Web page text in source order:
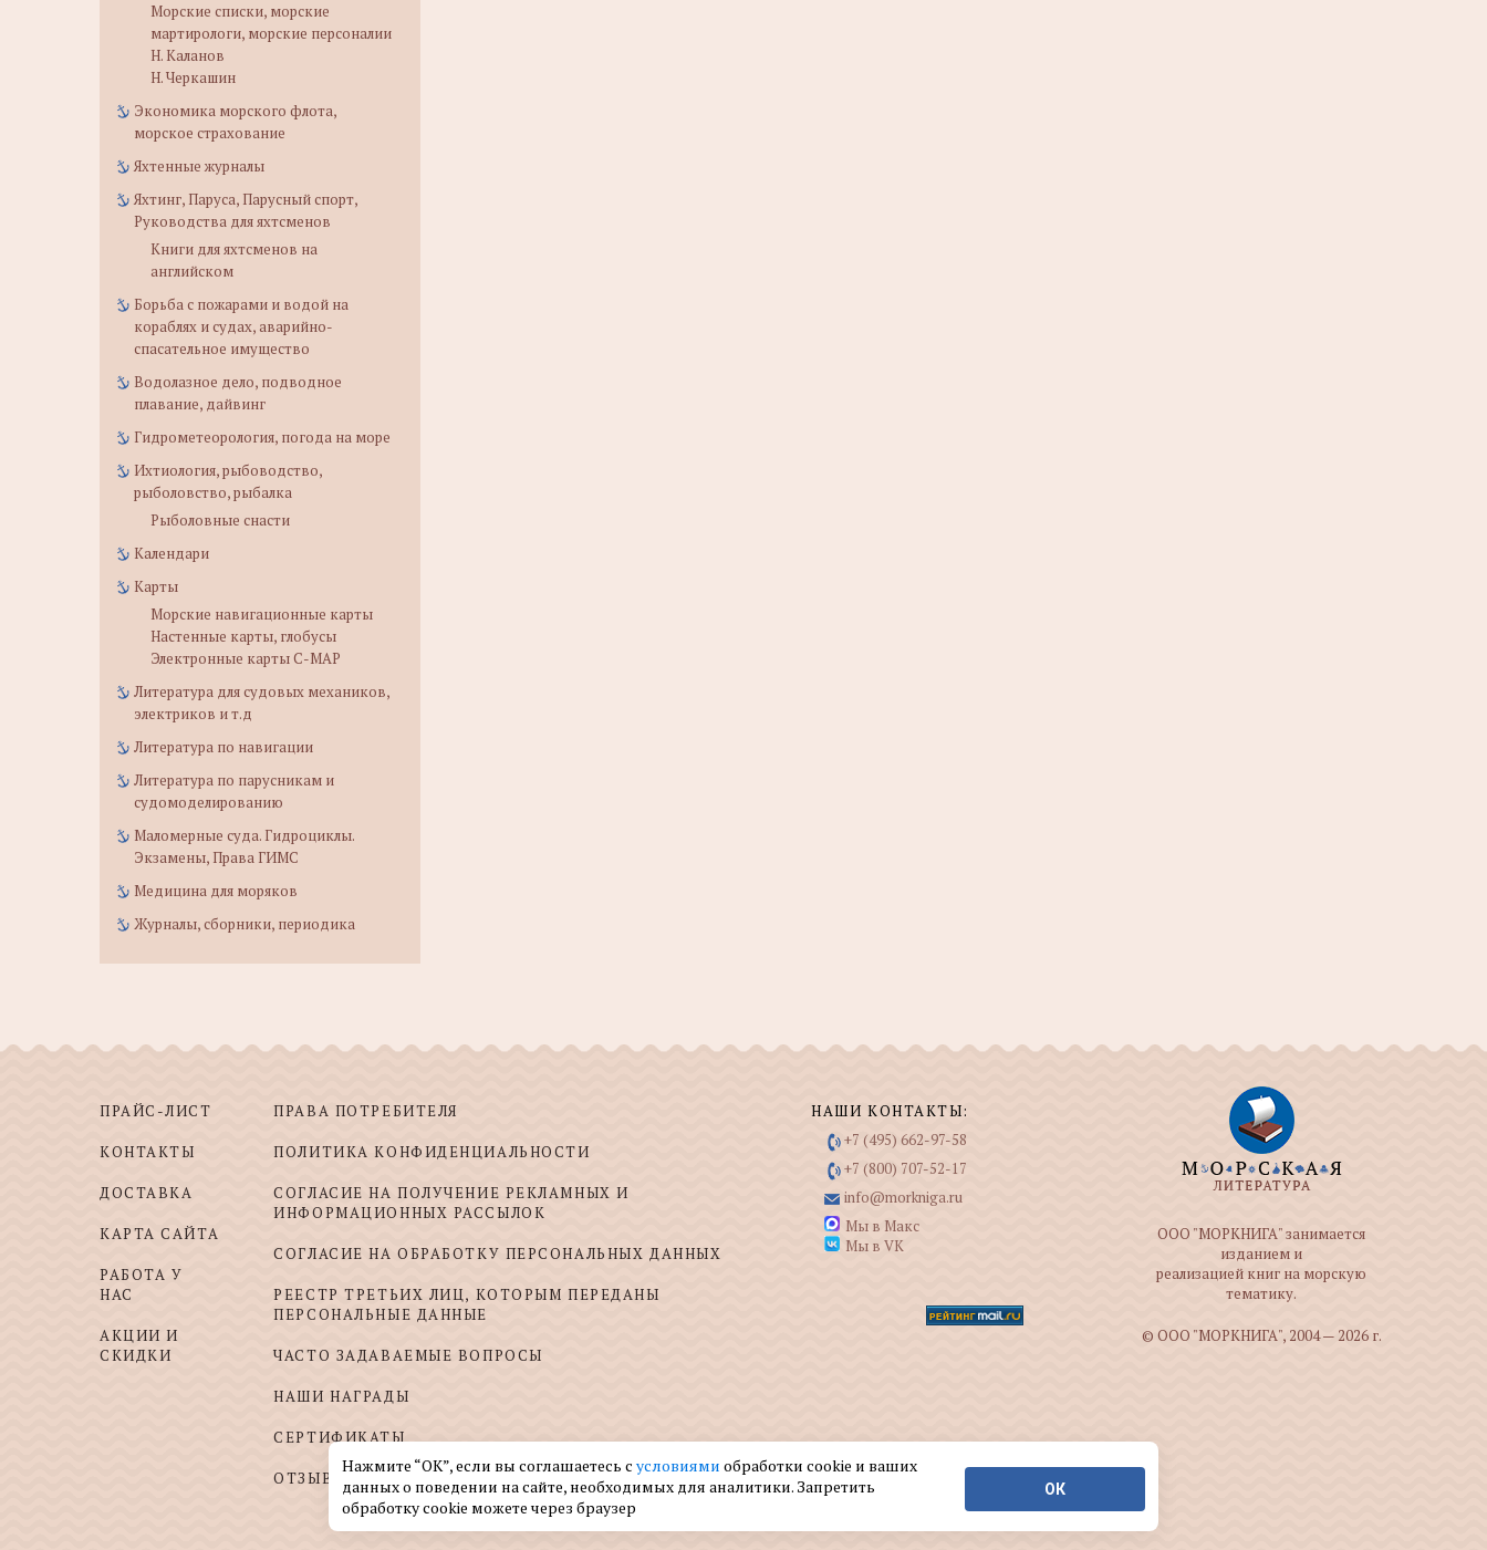
Морские списки, морские
мартирологи, морские персоналии
Н. Каланов
Н. Черкашин
Экономика морского флота,
морское страхование
Яхтенные журналы
Яхтинг, Паруса, Парусный спорт,
Руководства для яхтсменов
Книги для яхтсменов на
английском
Борьба с пожарами и водой на
кораблях и судах, аварийно-
спасательное имущество
Водолазное дело, подводное
плавание, дайвинг
Гидрометеорология, погода на море
Ихтиология, рыбоводство,
рыболовство, рыбалка
Рыболовные снасти
Календари
Карты
Морские навигационные карты
Настенные карты, глобусы
Электронные карты C-MAP
Литература для судовых механиков,
электриков и т.д
Литература по навигации
Литература по парусникам и
судомоделированию
Маломерные суда. Гидроциклы.
Экзамены, Права ГИМС
Медицина для моряков
Журналы, сборники, периодика
ПРАЙС-ЛИСТ
КОНТАКТЫ
ДОСТАВКА
КАРТА САЙТА
РАБОТА У
НАС
АКЦИИ И
СКИДКИ
ПРАВА ПОТРЕБИТЕЛЯ
ПОЛИТИКА КОНФИДЕНЦИАЛЬНОСТИ
СОГЛАСИЕ НА ПОЛУЧЕНИЕ РЕКЛАМНЫХ И
ИНФОРМАЦИОННЫХ РАССЫЛОК
СОГЛАСИЕ НА ОБРАБОТКУ ПЕРСОНАЛЬНЫХ ДАННЫХ
РЕЕСТР ТРЕТЬИХ ЛИЦ, КОТОРЫМ ПЕРЕДАНЫ
ПЕРСОНАЛЬНЫЕ ДАННЫЕ
ЧАСТО ЗАДАВАЕМЫЕ ВОПРОСЫ
НАШИ НАГРАДЫ
СЕРТИФИКАТЫ
ОТЗЫВЫ И ПОЖЕЛАНИЯ
НАШИ КОНТАКТЫ:
+7 (495) 662-97-58
+7 (800) 707-52-17
info@morkniga.ru
Мы в Макс
Мы в VK
ООО "МОРКНИГА" занимается
изданием и
реализацией книг на морскую
тематику.
© ООО "МОРКНИГА", 2004 — 2026 г.
Нажмите “ОК”, если вы соглашаетесь с условиями обработки cookie и ваших
данных о поведении на сайте, необходимых для аналитики. Запретить
обработку cookie можете через браузер
ОК